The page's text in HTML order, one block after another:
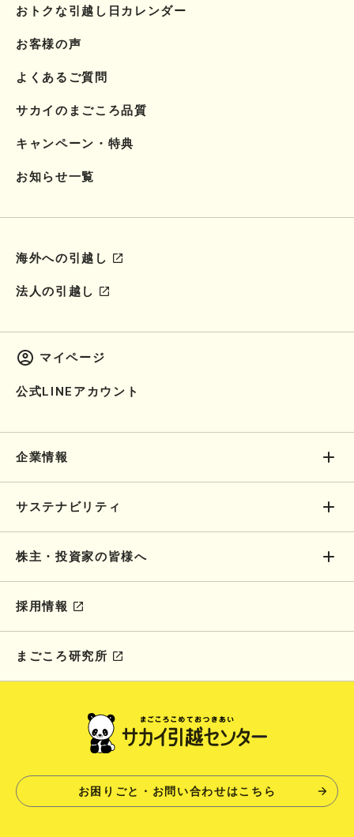
おトクな引越し日カレンダー
お客様の声
よくあるご質問
サカイのまごころ品質
キャンペーン・特典
お知らせ一覧
海外への引越し
法人の引越し
マイページ
公式LINEアカウント
企業情報
サステナビリティ
株主・投資家の皆様へ
採用情報
まごころ研究所
お困りごと・お問い合わせはこちら